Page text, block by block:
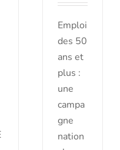
Emploi
des 50
ans et
plus :
une
campa
gne
nation